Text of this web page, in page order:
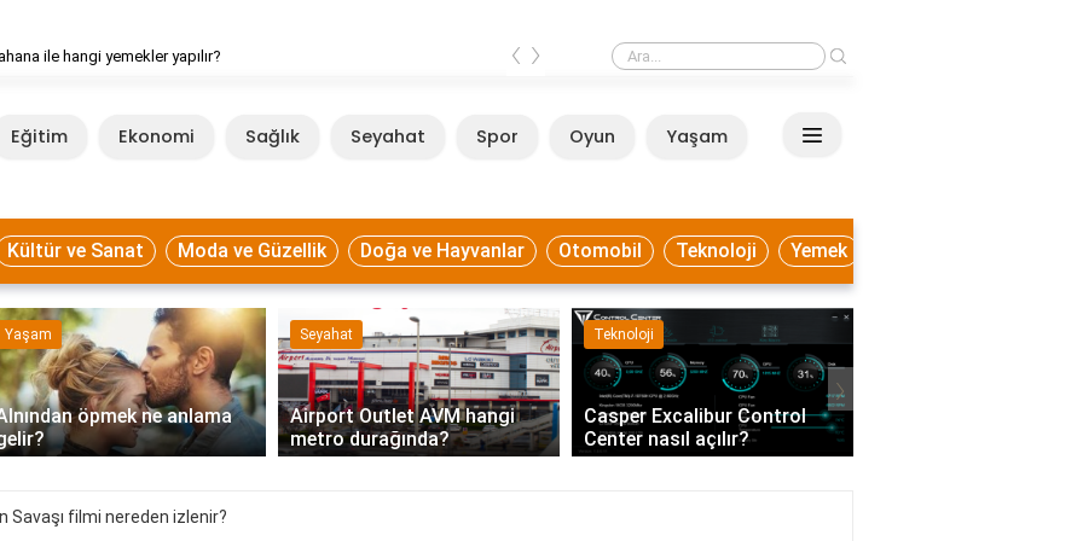
ile hangi yemekler yapılır? Beyaz lahana ile hangi yemekler yapılır?
‹ ›
Eğitim Ekonomi Sağlık Seyahat Spor Oyun Yaşam
Kültür ve Sanat Moda ve Güzellik Doğa ve Hayvanlar Otomobil Teknoloji Yemek
Yaşam
öpmek ne anlama
Seyahat
Airport Outlet AVM hangi
metro durağında?
Teknoloji
Casper Excalibur Control
Center nasıl açılır?
›
Savaşı filmi nereden izlenir?